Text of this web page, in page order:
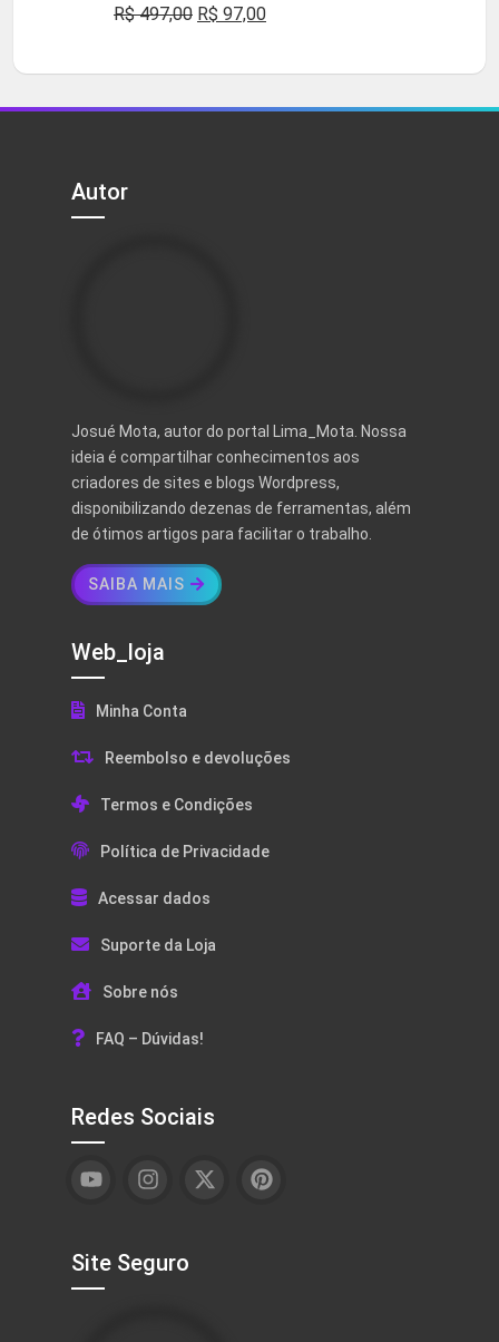
Avaliação
5
R$497,00 O
original
era:
R$ 97,00O
atual
é:
Autor
Josué Mota, autor do portal Lima_Mota. Nossa
ideia é compartilhar conhecimentos aos
criadores de sites e blogs Wordpress,
disponibilizando dezenas de ferramentas, além
de ótimos artigos para facilitar o trabalho.
SAIBA MAIS
Web_loja
Minha Conta
Reembolso e devoluções
Termos e Condições
Política de Privacidade
Acessar dados
Suporte da Loja
Sobre nós
FAQ – Dúvidas!
Redes Sociais
Site Seguro